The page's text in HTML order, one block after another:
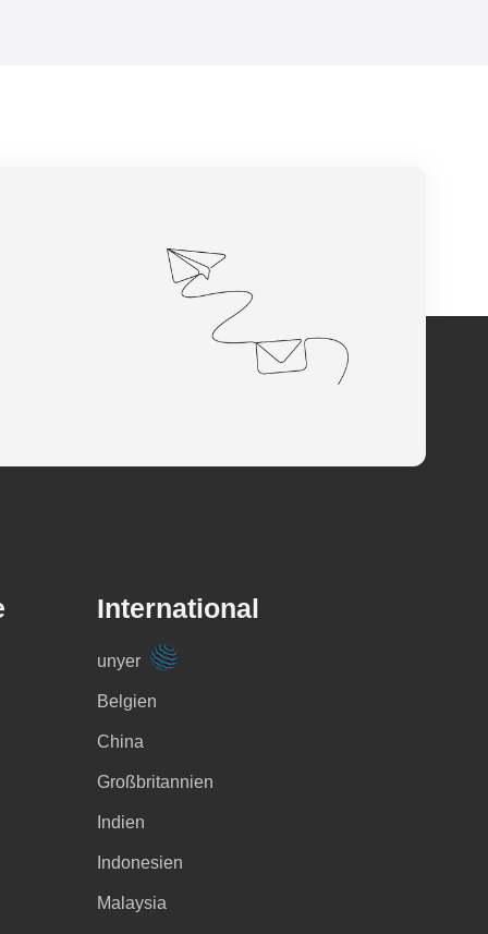
International
unyer
Belgien
China
Großbritannien
Indien
Indonesien
Malaysia